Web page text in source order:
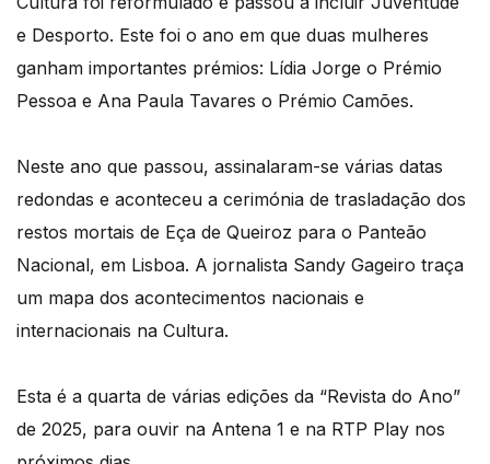
e Desporto. Este foi o ano em que duas mulheres
ganham importantes prémios: Lídia Jorge o Prémio
Pessoa e Ana Paula Tavares o Prémio Camões.
Neste ano que passou, assinalaram-se várias datas
redondas e aconteceu a cerimónia de trasladação dos
restos mortais de Eça de Queiroz para o Panteão
Nacional, em Lisboa. A jornalista Sandy Gageiro traça
um mapa dos acontecimentos nacionais e
internacionais na Cultura.
Esta é a quarta de várias edições da “Revista do Ano”
de 2025, para ouvir na Antena 1 e na RTP Play nos